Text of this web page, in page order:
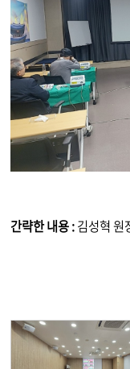
간략한 내용 :김성혁 원